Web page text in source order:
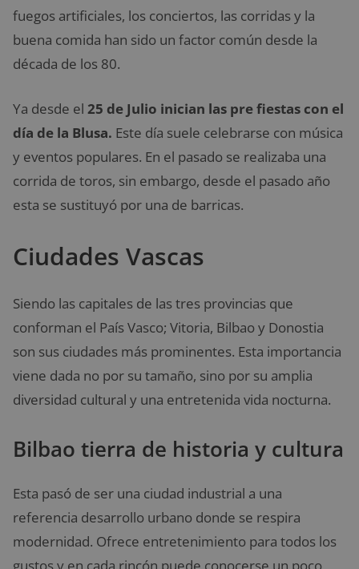
fuegos artificiales, los conciertos, las corridas y la
buena comida han sido un factor común desde la
década de los 80.
Ya desde el 25 de Julio inician las pre fiestas con el
día de la Blusa. Este día suele celebrarse con música
y eventos populares. En el pasado se realizaba una
corrida de toros, sin embargo, desde el pasado año
esta se sustituyó por una de barricas.
Ciudades Vascas
Siendo las capitales de las tres provincias que
conforman el País Vasco; Vitoria, Bilbao y Donostia
son sus ciudades más prominentes. Esta importancia
viene dada no por su tamaño, sino por su amplia
diversidad cultural y una entretenida vida nocturna.
Bilbao tierra de historia y cultura
Esta pasó de ser una ciudad industrial a una
referencia desarrollo urbano donde se respira
modernidad. Ofrece entretenimiento para todos los